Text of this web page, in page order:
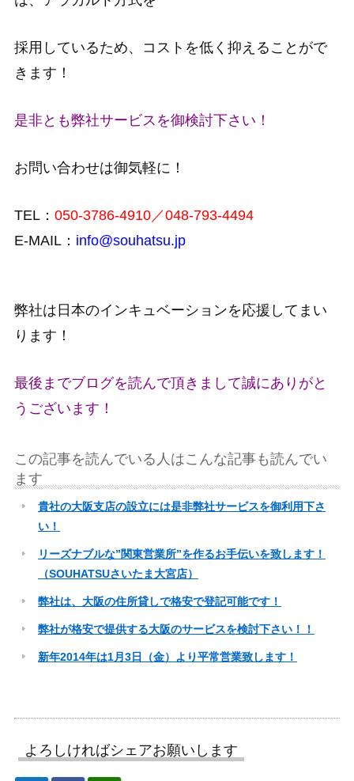
採用しているため、コストを低く抑えることがで
きます！
是非とも弊社サービスを御検討下さい！
お問い合わせは御気軽に！
TEL： 050-3786-4910／048-793-4494
E-MAIL： info@souhatsu.jp
弊社は日本のインキュベーションを応援してまい
ります！
最後までブログを読んで頂きまして誠にありがと
うございます！
この記事を読んでいる人はこんな記事も読んでい
ます
貴社の大阪支店の設立には是非弊社サービスを御利用下さ
い！
リーズナブルな”関東営業所”を作るお手伝いを致します！
（SOUHATSUさいたま大宮店）
弊社は、大阪の住所貸しで格安で登記可能です！
弊社が格安で提供する大阪のサービスを検討下さい！！
新年2014年は1月3日（金）より平常営業致します！
よろしければシェアお願いします